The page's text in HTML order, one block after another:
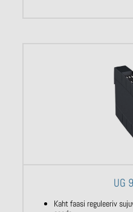
UG
Kaht faasi reguleeriv